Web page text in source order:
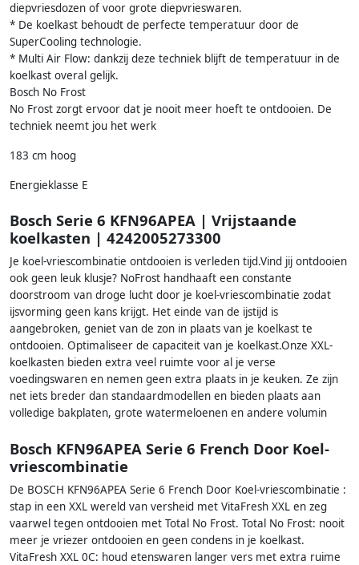
diepvriesdozen of voor grote diepvrieswaren.
* De koelkast behoudt de perfecte temperatuur door de
SuperCooling technologie.
* Multi Air Flow: dankzij deze techniek blijft de temperatuur in de
koelkast overal gelijk.
Bosch No Frost
No Frost zorgt ervoor dat je nooit meer hoeft te ontdooien. De
techniek neemt jou het werk
183 cm hoog
Energieklasse E
Bosch Serie 6 KFN96APEA | Vrijstaande
koelkasten | 4242005273300
Je koel-vriescombinatie ontdooien is verleden tijd.Vind jij ontdooien
ook geen leuk klusje? NoFrost handhaaft een constante
doorstroom van droge lucht door je koel-vriescombinatie zodat
ijsvorming geen kans krijgt. Het einde van de ijstijd is
aangebroken, geniet van de zon in plaats van je koelkast te
ontdooien. Optimaliseer de capaciteit van je koelkast.Onze XXL-
koelkasten bieden extra veel ruimte voor al je verse
voedingswaren en nemen geen extra plaats in je keuken. Ze zijn
net iets breder dan standaardmodellen en bieden plaats aan
volledige bakplaten, grote watermeloenen en andere volumin
Bosch KFN96APEA Serie 6 French Door Koel-
vriescombinatie
De BOSCH KFN96APEA Serie 6 French Door Koel-vriescombinatie :
stap in een XXL wereld van versheid met VitaFresh XXL en zeg
vaarwel tegen ontdooien met Total No Frost. Total No Frost: nooit
meer je vriezer ontdooien en geen condens in je koelkast.
VitaFresh XXL 0C: houd etenswaren langer vers met extra ruime